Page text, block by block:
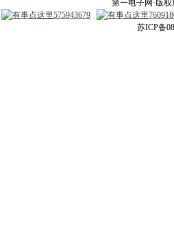
第一电子网·版权
苏ICP备